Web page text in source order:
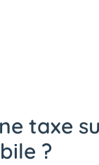
taxe
?